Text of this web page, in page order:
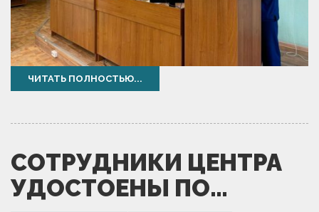
ЧИТАТЬ ПОЛНОСТЬЮ...
СОТРУДНИКИ ЦЕНТРА
УДОСТОЕНЫ ПО…